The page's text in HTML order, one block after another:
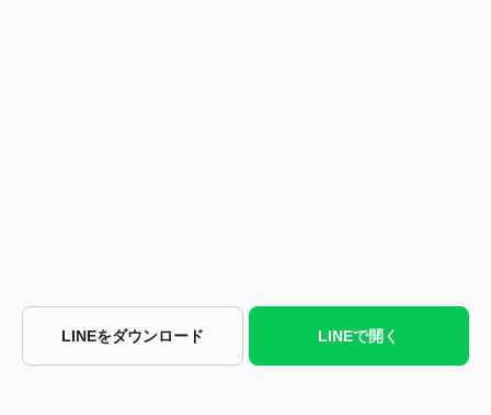
LINEをダウンロード LINEで開く